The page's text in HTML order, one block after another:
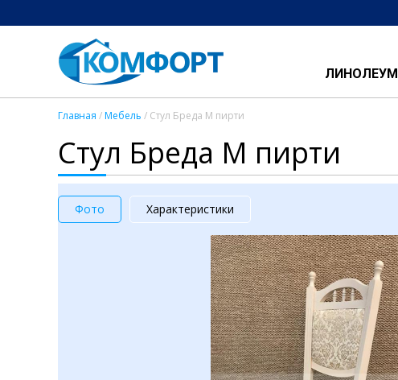
ЛИНОЛЕУМ
Главная /Мебель / Стул Бреда М пирти
Стул Бреда М пирти
Фото Характеристики